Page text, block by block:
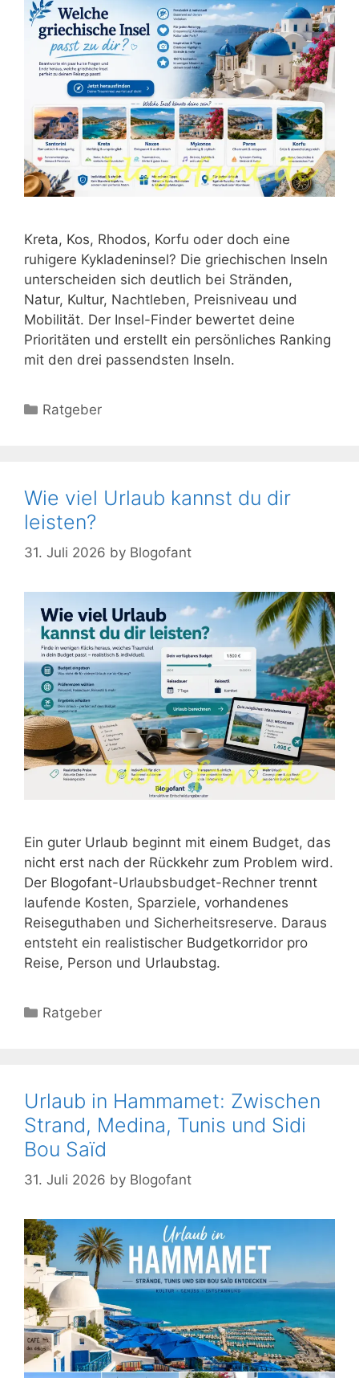
Kreta, Kos, Rhodos, Korfu oder doch eine
ruhigere Kykladeninsel? Die griechischen Inseln
unterscheiden sich deutlich bei Stränden,
Natur, Kultur, Nachtleben, Preisniveau und
Mobilität. Der Insel-Finder bewertet deine
Prioritäten und erstellt ein persönliches Ranking
mit den drei passendsten Inseln.
Kategorien
Ratgeber
Wie viel Urlaub kannst du dir
leisten?
31. Juli 2026 by Blogofant
Ein guter Urlaub beginnt mit einem Budget, das
nicht erst nach der Rückkehr zum Problem wird.
Der Blogofant-Urlaubsbudget-Rechner trennt
laufende Kosten, Sparziele, vorhandenes
Reiseguthaben und Sicherheitsreserve. Daraus
entsteht ein realistischer Budgetkorridor pro
Reise, Person und Urlaubstag.
Kategorien
Ratgeber
Urlaub in Hammamet: Zwischen
Strand, Medina, Tunis und Sidi
Bou Saïd
31. Juli 2026 by Blogofant